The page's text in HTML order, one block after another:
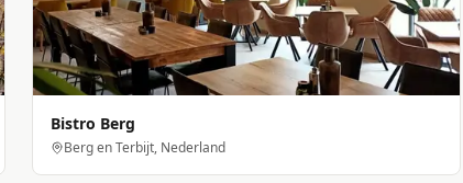
Bistro Berg
Berg en Terbijt, Nederland